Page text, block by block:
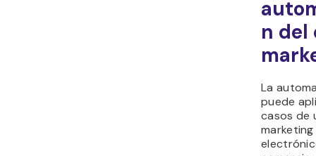
n del
La
puede
casos de